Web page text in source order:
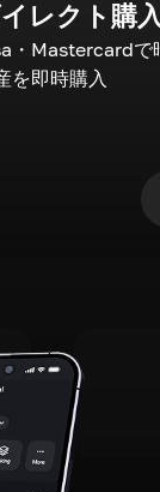
レクト購
・Mastercardで
を即時購入